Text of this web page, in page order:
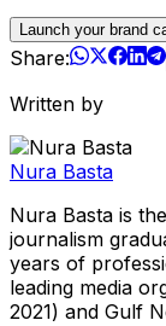
Launch your brand
Share:
Written by
Nura Basta
Nura Basta is
journalism
years of
leading media
2021) and Gulf